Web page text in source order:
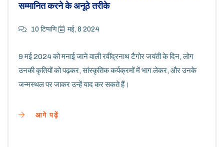
सम्मानित करने के अनूठे तरीके
10 टिप्पणि मई, 8 2024
9 मई 2024 को मनाई जाने वाली रवींद्रनाथ टैगोर जयंती के दिन, लोग
उनकी कृतियों को पढ़कर, सांस्कृतिक कर्यक्रमों में भाग लेकर, और उनके
जन्मस्थल पर जाकर उन्हें याद कर सकते हैं।
आगे पढ़ें